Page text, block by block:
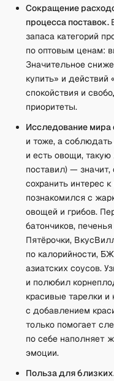
Сокращение
процесса поставок.
запаса категорий
по оптовым ценам:
Значительное
купить» и
спокойствия и
приоритеты.
Исследование мира
и тоже, а
и есть овощи,
поставил) —
сохранить интерес
познакомился с
овощей и грибов.
батончиков,
Пятёрочки,
по калорийности,
азиатских соусов.
и полюбил
красивые тарелки и
с добавлением
только помогает
по себе наполняет
эмоции.
Польза для